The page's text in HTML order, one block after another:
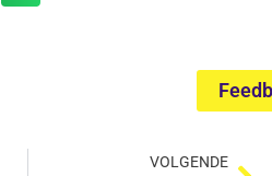
VOLGENDE